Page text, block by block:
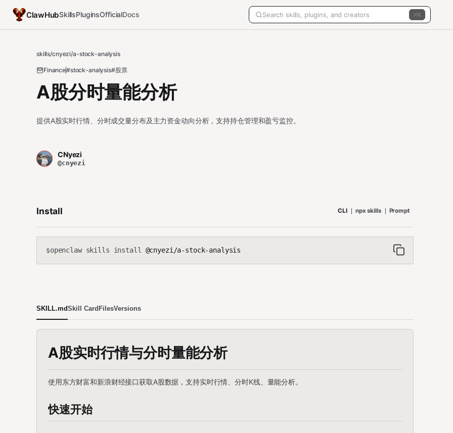
ClawHubSkillsPluginsOfficialDocs K
skills/cnyezi/a-stock-analysis
Finance#stock-analysis#股票
A股分时量能分析
提供A股实时行情、分时成交量分布及主力资金动向分析，支持持仓管理和盈亏监控。
CNyezi
@cnyezi
Install CLI npx skills Prompt
$openclaw skills install @cnyezi/a-stock-analysis
SKILL.mdSkill CardFilesVersions
A股实时行情与分时量能分析
使用东方财富和新浪财经接口获取A股数据，支持实时行情、分时K线、量能分析。
快速开始